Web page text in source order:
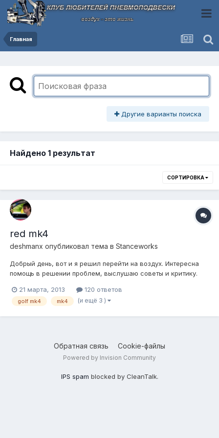
Главная
Другие варианты поиска
Найдено 1 результат
СОРТИРОВКА
red mk4
deshmanx опубликовал тема в Stanceworks
Добрый день, вот и я решил перейти на воздух. Интересна
помощь в решении проблем, выслушаю советы и критику.
макферсон, сзади балка - аморт и пружина отдельно.
Строится будем на базе винтов TA-technix. Ездовое
21 марта, 2013 120 ответов
golf mk4 mk4 (и ещё 3 )
Обратная связь Cookie-файлы
Powered by Invision Community
IPS spam blocked by CleanTalk.